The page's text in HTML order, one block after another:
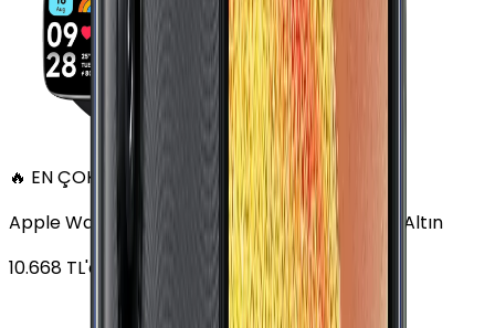
🔥 EN ÇOK SATAN
Apple Watch Series 6 Alüminyum 40mm GPS Altın
10.668 TL'den başlayan fiyatlar